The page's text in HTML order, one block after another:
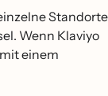
Standorte
Wenn Klaviyo
einem